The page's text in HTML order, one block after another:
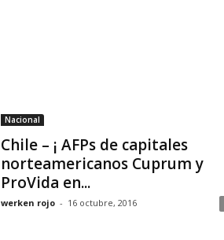
Nacional
Chile – ¡ AFPs de capitales
norteamericanos Cuprum y
ProVida en...
werken rojo - 16 octubre, 2016